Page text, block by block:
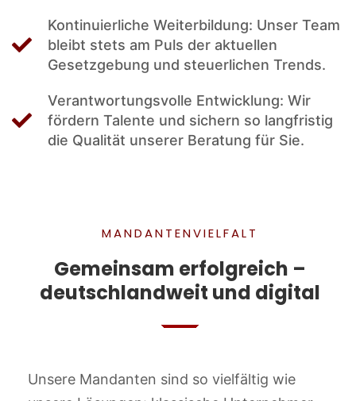
Kontinuierliche Weiterbildung: Unser Team
bleibt stets am Puls der aktuellen
Gesetzgebung und steuerlichen Trends.
Verantwortungsvolle Entwicklung: Wir
fördern Talente und sichern so langfristig
die Qualität unserer Beratung für Sie.
MANDANTENVIELFALT
Gemeinsam erfolgreich –
deutschlandweit und digital
Unsere Mandanten sind so vielfältig wie